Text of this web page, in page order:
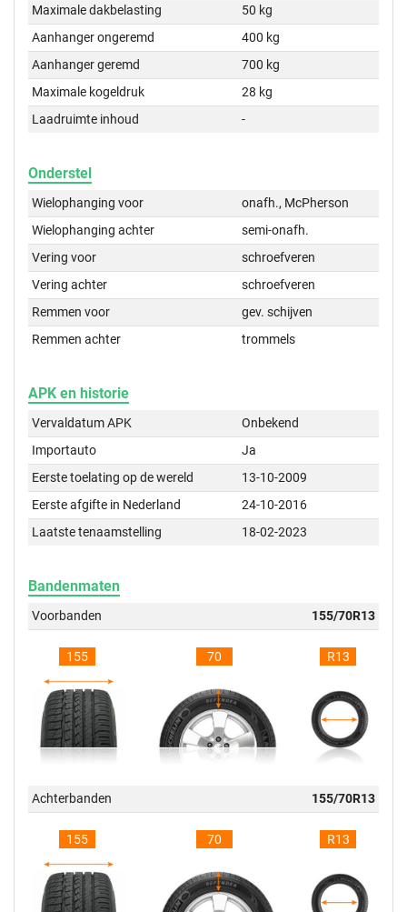
Maximale dakbelasting
50 kg
Aanhanger ongeremd
400 kg
Aanhanger geremd
700 kg
Maximale kogeldruk
28 kg
Laadruimte inhoud
-
Onderstel
Wielophanging voor
onafh., McPherson
Wielophanging achter
semi-onafh.
Vering voor
schroefveren
Vering achter
schroefveren
Remmen voor
gev. schijven
Remmen achter
trommels
APK en historie
Vervaldatum APK
Onbekend
Importauto
Ja
Eerste toelating op de wereld
13-10-2009
Eerste afgifte in Nederland
24-10-2016
Laatste tenaamstelling
18-02-2023
Bandenmaten
Voorbanden 155/70R13
155 70 R13
Achterbanden 155/70R13
155 70 R13